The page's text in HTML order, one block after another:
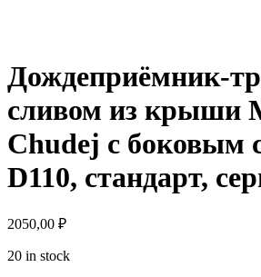
Дождеприёмник-
сливом из крыши
Chudej с боковым
D110, стандарт,
2050,00 ₽
20 in stock